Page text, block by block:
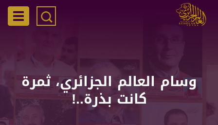
المحتوى
وسام العالم الجزائري، ثمرة
كانت بذرة..!